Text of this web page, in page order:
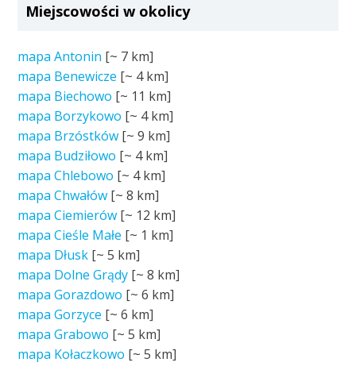
Miejscowości w okolicy
mapa Antonin [~ 7 km]
mapa Benewicze [~ 4 km]
mapa Biechowo [~ 11 km]
mapa Borzykowo [~ 4 km]
mapa Brzóstków [~9 km]
mapa Budziłowo [~ 4 km]
mapa Chlebowo [~ 4 km]
mapa Chwałów [~8 km]
mapa Ciemierów [~ 12 km]
mapa Cieśle Małe [~ 1 km]
mapa Dłusk [~5 km]
mapa Dolne Grądy [~8 km]
mapa Gorazdowo [~6 km]
mapa Gorzyce [~6 km]
mapa Grabowo [~5 km]
mapa Kołaczkowo [~5 km]